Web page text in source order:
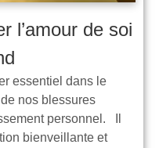
l’amour de soi
essentiel dans le
nos blessures
personnel. Il
bienveillante et